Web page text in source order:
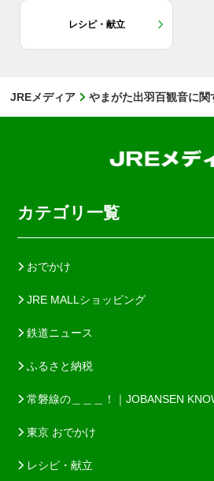
レシピ・献立
JREメディア やまがた出羽百観音に関
カテゴリ一覧
おでかけ
JRE MALLショッピング
鉄道ニュース
ふるさと納税
常磐線の＿＿＿！｜JOBANSEN
東京 おでかけ
レシピ・献立